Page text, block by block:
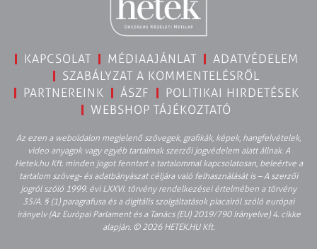
KAPCSOLAT MÉDIAAJÁNLAT
ADATVÉDELEM
SZABÁLYZAT A KOMMENTELÉSRŐL
PARTNEREINK
ÁSZF
POLITIKAI HIRDETÉSEK
WEBSHOP TÁJÉKOZTATÓ
Az ezen a weboldalon megjelenő szövegek, grafikák, képek, hangfelvételek,
video anyagok vagy egyéb tartalmak szerzői jogvédelem alatt állnak. A
Hetek.hu Kft. minden jogot fenntart a tartalommal kapcsolatosan, beleértve a
tartalom szöveg- és adatbányászat céljára való felhasználását is – A szerzői
jogról szóló 1999. évi LXXVI. törvény rendelkezései értelmében a törvény
35/A. § (1) paragrafusa és a digitális szolgáltatások piacairól szóló európai
irányelv (Az Európai Parlament és a Tanács (EU) 2019/790 Irányelve) 4. cikke
alapján. © 2026 HETEK.HU Kft.